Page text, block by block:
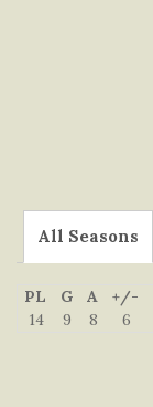
All Seasons
PL G A +/-
14
9 8 6